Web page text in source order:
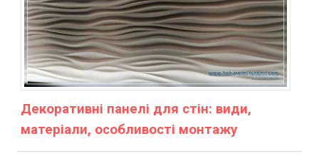
Декоративні панелі для стін: види,
матеріали, особливості монтажу